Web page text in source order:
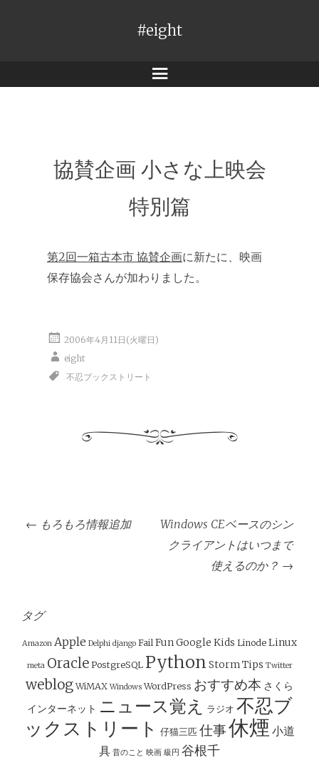
#eight
メ
協賛企画 小さな上映会
特別篇
第2回一箱古本市 協賛企画に新たに、映画
保存協会さんが加わりました。
2006年4月11日(火曜日)
eight
不忍ブックストリート
投
稿
ゲ
ー
シ
ョ
ン
← もろもろ情報追加
Windows CEベースのシン
クライアントはいつまで
使えるのか？ →
タグ
Amazon Apple Delphi django Fail FunGoogle Kids Linode Linux
meta Oracle PostgreSQL Python StormTips Twitter
weblog WiMAX Windows WordPress おすすめ本 さくら
インターネット ニュース覚え ラジオ 不忍ブ
ックストリート
仔猫三匹 仕事休煙 小道
具 昔のこと 映画 級円 谷根千